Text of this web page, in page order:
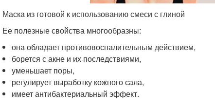
Маска из готовой к использованию смеси с глиной
Ее полезные свойства многообразны:
она обладает противовоспалительным действием,
борется с акне и их последствиями,
уменьшает поры,
регулирует выработку кожного сала,
имеет антибактериальный эффект.